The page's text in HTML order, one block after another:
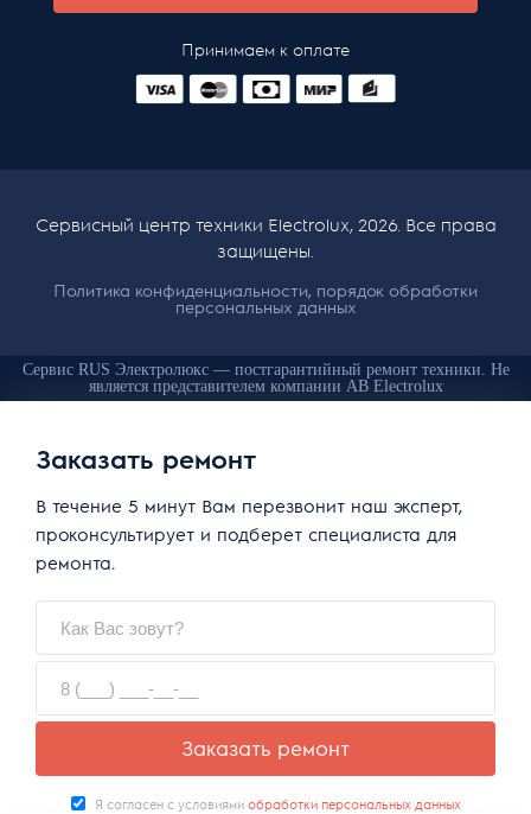
Принимаем к оплате
Сервисный центр техники Electrolux, 2026. Все права
защищены.
Политика конфиденциальности, порядок обработки
персональных данных
Сервис RUS Электролюкс — постгарантийный ремонт техники. Не
является представителем компании AB Electrolux
Заказать ремонт
В течение 5 минут Вам перезвонит наш эксперт,
проконсультирует и подберет специалиста для
ремонта.
Заказать ремонт
Я согласен с условиями обработки персональных данных